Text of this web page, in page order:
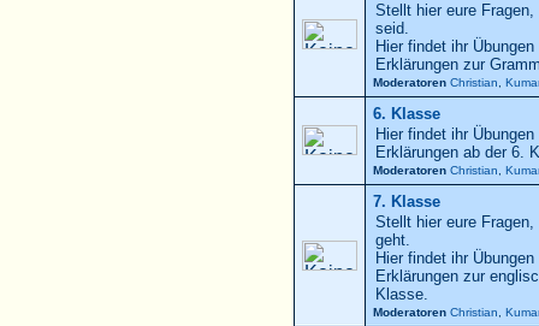
Stellt hier eure
seid.
Hier findet ihr
Erklärungen zur
Moderatoren Christian Kumar
6. Klasse
Hier findet ihr
Erklärungen ab der 6.
Moderatoren Christian Kumar
7. Klasse
Stellt hier eure
geht.
Hier findet ihr
Erklärungen zur
Klasse.
Moderatoren Christian Kumar